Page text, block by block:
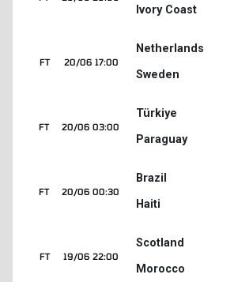
Ivory Coast
20/06 17:00
FT
Netherlands
Sweden
20/06 03:00
FT
Türkiye
Paraguay
20/06 00:30
FT
Brazil
Haiti
19/06 22:00
FT
Scotland
Morocco